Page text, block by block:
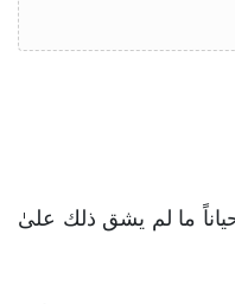
ما لم يشق ذلك علىٰ